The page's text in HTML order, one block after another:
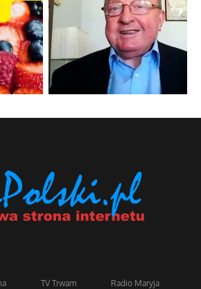
TV Trwam
Radio Maryja